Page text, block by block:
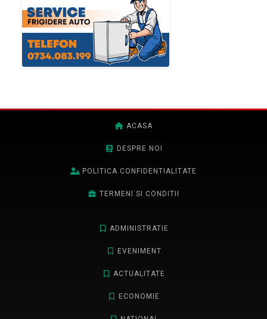
ACASA
DESPRE NOI
POLITICA CONFIDENTIALITATE
TERMENI SI CONDITII
ADMINISTRATIE
EVENIMENT
ACTUALITATE
ECONOMIE